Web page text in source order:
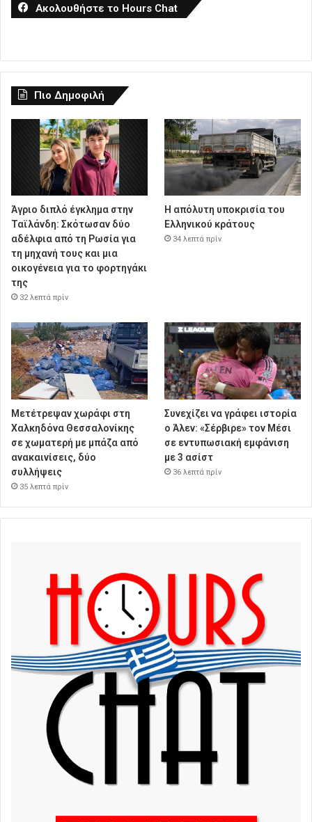
Ακολουθήστε το Hours Chat
Πιο Δημοφιλή
Άγριο διπλό έγκλημα στην
Ταϊλάνδη: Σκότωσαν δύο
αδέλφια από τη Ρωσία για
τη μηχανή τους και μια
οικογένεια για το φορτηγάκι
της
32 λεπτά πρίν
Η απόλυτη υποκρισία του
Ελληνικού κράτους
34 λεπτά πρίν
Μετέτρεψαν χωράφι στη
Χαλκηδόνα Θεσσαλονίκης
σε χωματερή με μπάζα από
ανακαινίσεις, δύο
συλλήψεις
35 λεπτά πρίν
Συνεχίζει να γράφει ιστορία
ο Άλεν: «Σέρβιρε» τον Μέσι
σε εντυπωσιακή εμφάνιση
με 3 ασίστ
36 λεπτά πρίν